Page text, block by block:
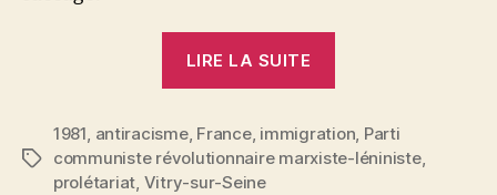
LIRE LA SUITE
formes
de
Étiquettes
1981, antiracisme, France, immigration, Parti
communiste révolutionnaire marxiste-léniniste,
prolétariat, Vitry-sur-Seine